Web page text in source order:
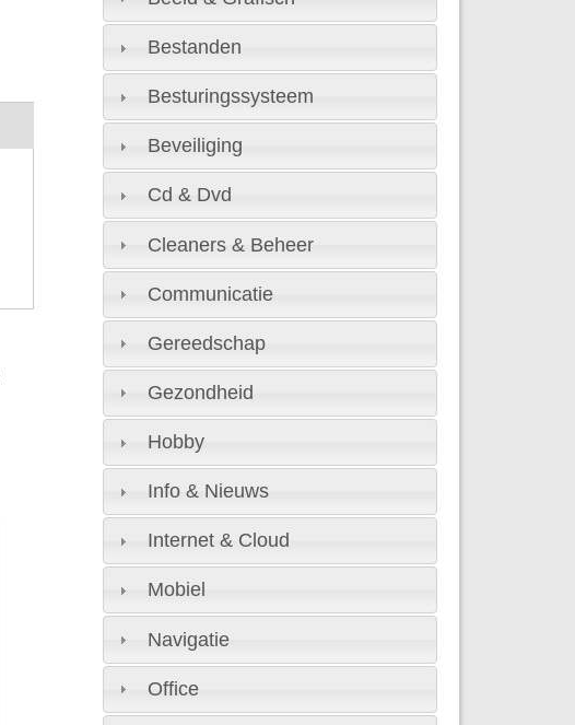
Bestanden
Besturingssysteem
Beveiliging
Cd & Dvd
Cleaners & Beheer
Communicatie
Gereedschap
Gezondheid
Hobby
Info & Nieuws
Internet & Cloud
Mobiel
Navigatie
Office